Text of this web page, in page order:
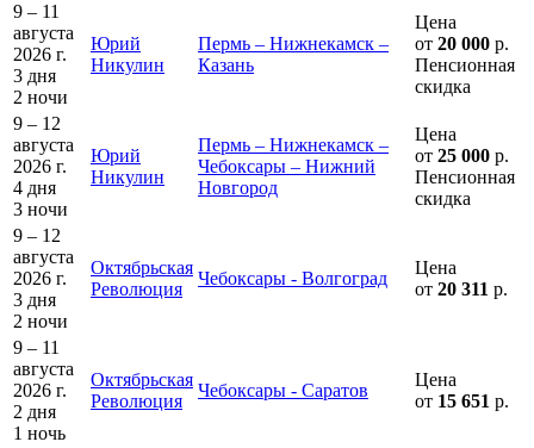
9 – 11
августа
2026 г.
3 дня
2 ночи
Юрий
Никулин
Пермь – Нижнекамск –
Казань
Цена
от 20 000 р.
Пенсионная
скидка
9 – 12
августа
2026 г.
4 дня
3 ночи
Юрий
Никулин
Пермь – Нижнекамск –
Чебоксары – Нижний
Новгород
Цена
от 25 000 р.
Пенсионная
скидка
9 – 12
августа
2026 г.
3 дня
2 ночи
Октябрьская
Революция
Чебоксары - Волгоград
Цена
от 20 311 р.
9 – 11
августа
2026 г.
2 дня
1 ночь
Октябрьская
Революция
Чебоксары - Саратов
Цена
от 15 651 р.